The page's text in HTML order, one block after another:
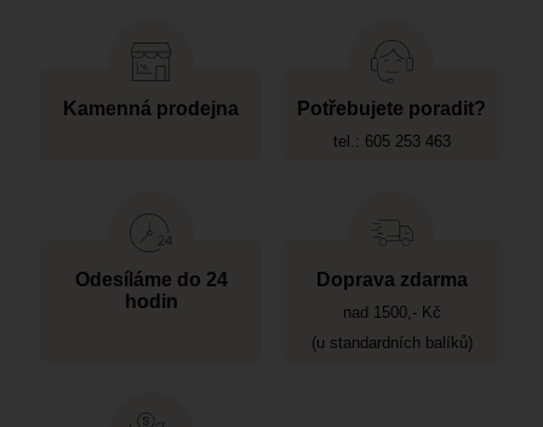
Kamenná prodejna Potřebujete poradit?
tel.: 605 253 463
Odesíláme do 24
hodin
Doprava zdarma
nad 1500,- Kč
(u standardních balíků)